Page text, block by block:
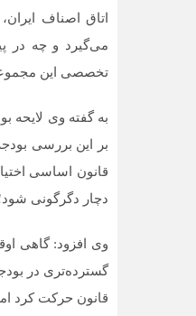
اتاق اصناف
می‌گیرد و چه در
تخصصی این
قانون اساسی
دچار دگرگونی
وی افزود: گاهی
گسترده‌تری در
قانون حرکت کرد